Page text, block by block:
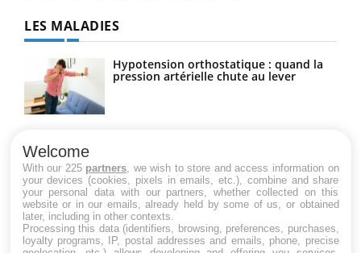
LES MALADIES
Hypotension orthostatique : quand la
pression artérielle chute au lever
Maladie de Charcot (Sclérose latérale
amyotrophique)
Welcome
With our 225 partners , we wish to store and access information on
your devices (cookies, pixels in emails, etc.), combine and share
your personal data with our partners, whether collected on this
website or in our emails, already held by some of us, or obtained
later, including in other contexts.
Processing this data (identifiers, browsing, preferences, purchases,
loyalty programs, IP, postal addresses and emails, phone, precise